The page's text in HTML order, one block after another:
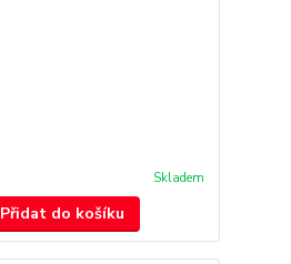
Skladem
Přidat do košíku